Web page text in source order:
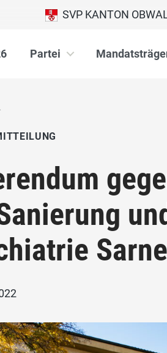
SVP KANTON
Partei